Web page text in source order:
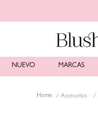
NUEVO MARCAS
Accesorios